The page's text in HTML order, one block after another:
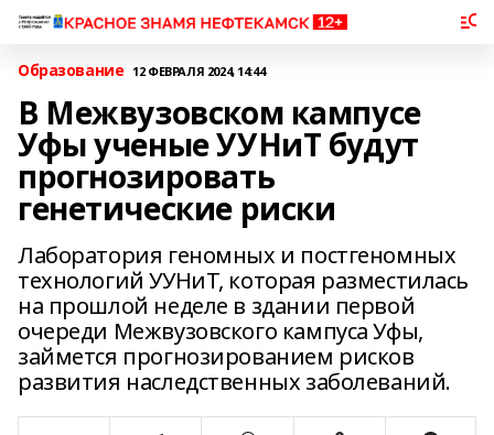
Образование 12 ФЕВРАЛЯ 2024, 14:44
В Межвузовском кампусе
Уфы ученые УУНиТ будут
прогнозировать
генетические риски
Лаборатория геномных и постгеномных
технологий УУНиТ, которая разместилась
на прошлой неделе в здании первой
очереди Межвузовского кампуса Уфы,
займется прогнозированием рисков
развития наследственных заболеваний.